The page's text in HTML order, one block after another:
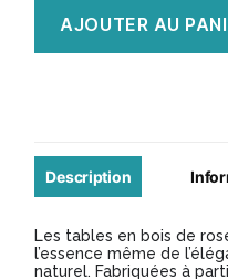
bois
rose
AJOUTER AU
Description
Les tables en bois de
l’essence même de
naturel. Fabriquées à